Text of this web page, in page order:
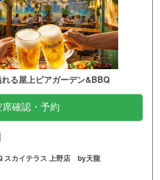
る屋上ビアガーデン&BBQ
席確認・予約
スカイテラス 上野店 by天龍